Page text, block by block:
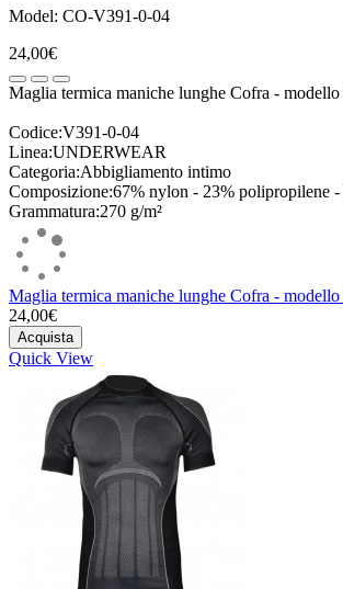
Model: CO-V391-0-04
24,00€
Maglia termica maniche lunghe Cofra -
Codice:V391-0-04
Linea:UNDERWEAR
Categoria:Abbigliamento intimo
Composizione:67% nylon - 23% polipropilene -
Grammatura:270 g/m²
Maglia termica maniche lunghe Cofra -
24,00€
Acquista
Quick View